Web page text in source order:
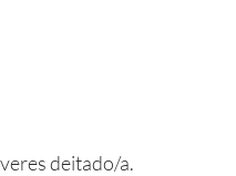
deitado/a.